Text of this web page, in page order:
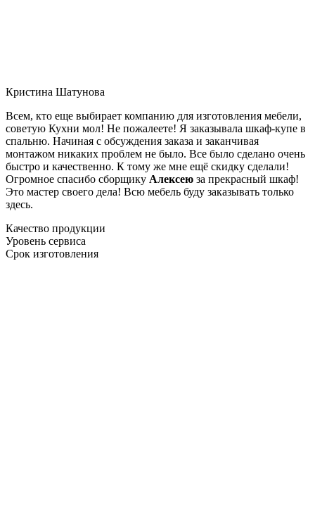
Кристина Шатунова
Всем, кто еще выбирает компанию для изготовления мебели,
советую Кухни мол! Не пожалеете! Я заказывала шкаф-купе в
спальню. Начиная с обсуждения заказа и заканчивая
монтажом никаких проблем не было. Все было сделано очень
быстро и качественно. К тому же мне ещё скидку сделали!
Огромное спасибо сборщику Алексею за прекрасный шкаф!
Это мастер своего дела! Всю мебель буду заказывать только
здесь.
Качество продукции
Уровень сервиса
Срок изготовления